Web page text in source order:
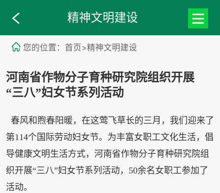
精神文明建设
您的位置：首页>精神文明建设
河南省作物分子育种研究院组织开展
“三八”妇女节系列活动
春风和煦春阳暖，在这莺飞草长的三月，我们迎来了
第114个国际劳动妇女节。为丰富女职工文化生活，倡
导健康文明生活方式，河南省作物分子育种研究院组
织开展“三八”妇女节系列活动，50余名女职工参加了
活动。